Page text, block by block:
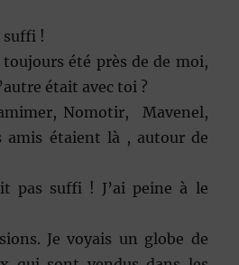
suffi !
été près de de moi,
était avec toi ?
Nomotir, Mavenel,
amis étaient là , autour de
pas suffi ! J’ai peine à le
Je voyais un globe de